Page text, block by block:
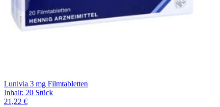
Lunivia 3 mg Filmtabletten
Inhalt: 20 Stück
21,22 €